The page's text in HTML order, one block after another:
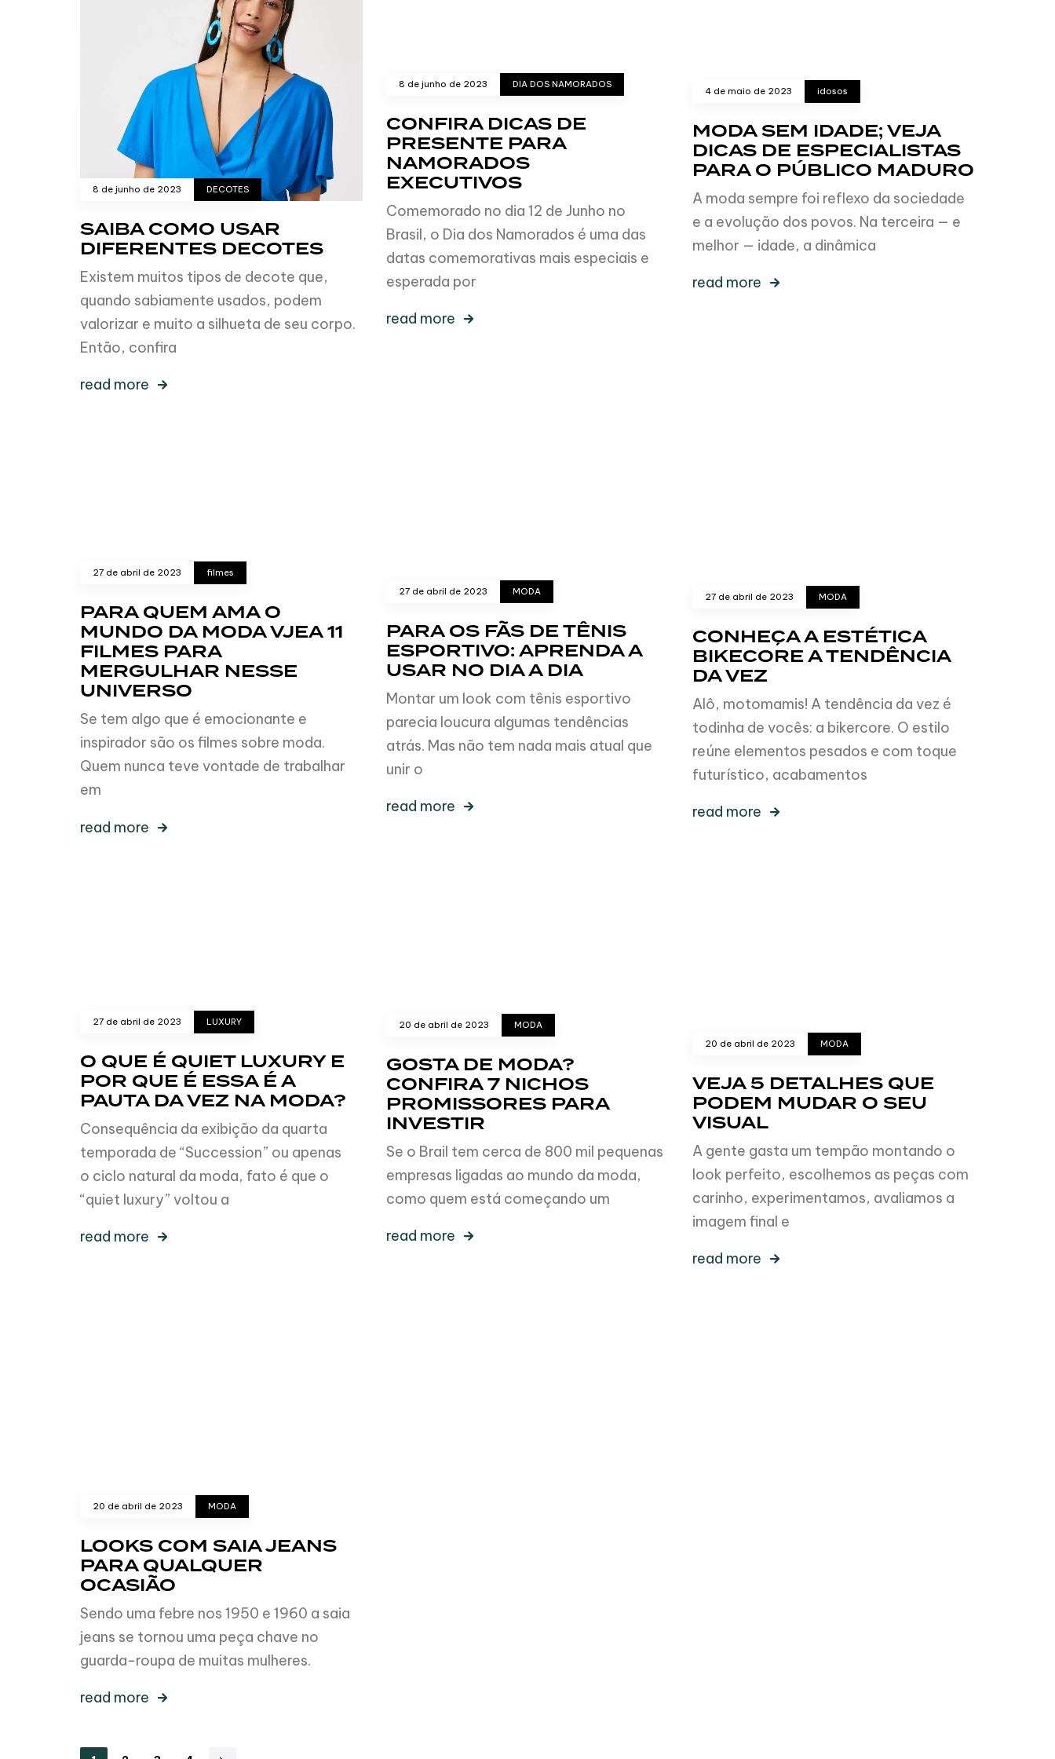
8 de junho de 2023 DECOTES
SAIBA COMO USAR
DIFERENTES DECOTES
Existem muitos tipos de decote que,
quando sabiamente usados, podem
valorizar e muito a silhueta de seu corpo.
Então, confira
read more
8 de junho de 2023 DIA DOS NAMORADOS
CONFIRA DICAS DE
PRESENTE PARA
NAMORADOS
EXECUTIVOS
Comemorado no dia 12 de Junho no
Brasil, o Dia dos Namorados é uma das
datas comemorativas mais especiais e
esperada por
read more
4 de maio de 2023 idosos
MODA SEM IDADE; VEJA
DICAS DE ESPECIALISTAS
PARA O PÚBLICO MADURO
A moda sempre foi reflexo da sociedade
e a evolução dos povos. Na terceira — e
melhor — idade, a dinâmica
read more
27 de abril de 2023 filmes
PARA QUEM AMA O
MUNDO DA MODA VJEA 11
FILMES PARA
MERGULHAR NESSE
UNIVERSO
Se tem algo que é emocionante e
inspirador são os filmes sobre moda.
Quem nunca teve vontade de trabalhar
em
read more
27 de abril de 2023 MODA
PARA OS FÃS DE TÊNIS
ESPORTIVO: APRENDA A
USAR NO DIA A DIA
Montar um look com tênis esportivo
parecia loucura algumas tendências
atrás. Mas não tem nada mais atual que
unir o
read more
27 de abril de 2023 MODA
CONHEÇA A ESTÉTICA
BIKECORE A TENDÊNCIA
DA VEZ
Alô, motomamis! A tendência da vez é
todinha de vocês: a bikercore. O estilo
reúne elementos pesados e com toque
futurístico, acabamentos
read more
27 de abril de 2023 LUXURY
O QUE É QUIET LUXURY E
POR QUE É ESSA É A
PAUTA DA VEZ NA MODA?
Consequência da exibição da quarta
temporada de “Succession” ou apenas
o ciclo natural da moda, fato é que o
“quiet luxury” voltou a
read more
20 de abril de 2023 MODA
GOSTA DE MODA?
CONFIRA 7 NICHOS
PROMISSORES PARA
INVESTIR
Se o Brail tem cerca de 800 mil pequenas
empresas ligadas ao mundo da moda,
como quem está começando um
read more
20 de abril de 2023 MODA
VEJA 5 DETALHES QUE
PODEM MUDAR O SEU
VISUAL
A gente gasta um tempão montando o
look perfeito, escolhemos as peças com
carinho, experimentamos, avaliamos a
imagem final e
read more
20 de abril de 2023 MODA
LOOKS COM SAIA JEANS
PARA QUALQUER
OCASIÃO
Sendo uma febre nos 1950 e 1960 a saia
jeans se tornou uma peça chave no
guarda-roupa de muitas mulheres.
read more